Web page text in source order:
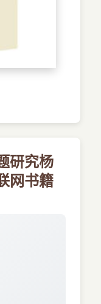
研究杨
网书籍